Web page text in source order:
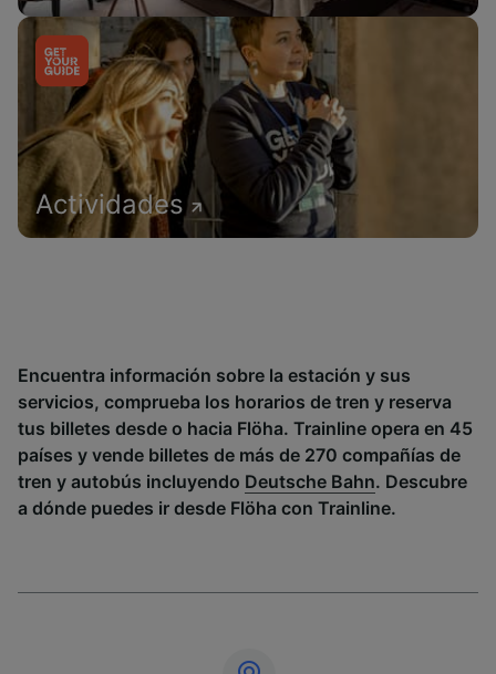
Actividades
Encuentra información sobre la estación y sus
servicios, comprueba los horarios de tren y reserva
tus billetes desde o hacia Flöha. Trainline opera en 45
países y vende billetes de más de 270 compañías de
tren y autobús incluyendo Deutsche Bahn. Descubre
a dónde puedes ir desde Flöha con Trainline.